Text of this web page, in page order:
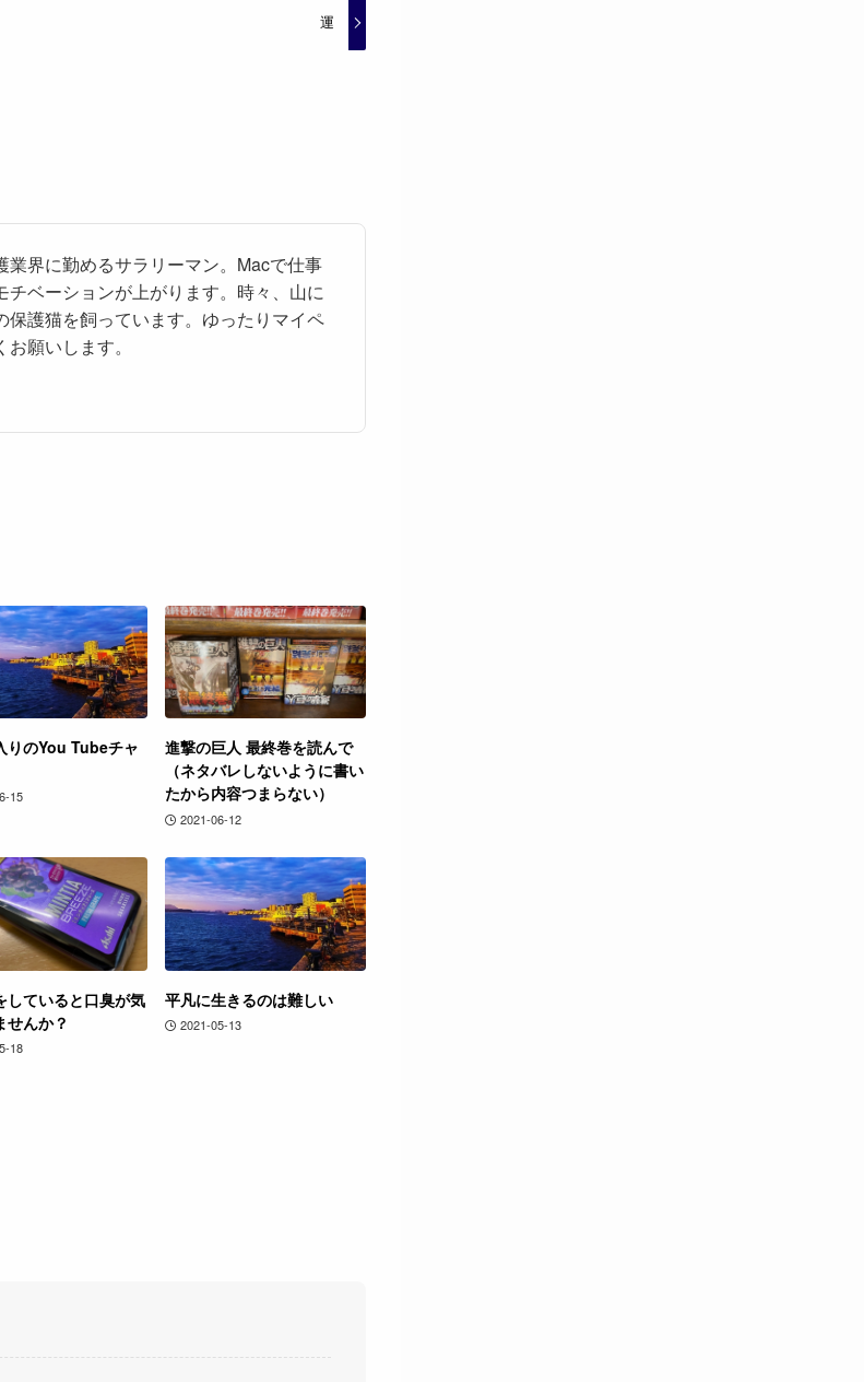
運
界に勤めるサラリーマン。Macで仕事
チベーションが上がります。時々、山に
護猫を飼っています。ゆったりマイペ
願いします。
りのYou Tubeチャ
15
進撃の巨人 最終巻を読んで
（ネタバレしないように書い
たから内容つまらない）
2021-06-12
していると口臭が気
せんか？
18
平凡に生きるのは難しい
2021-05-13